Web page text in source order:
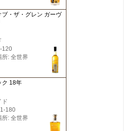
ブ・ザ・グレン ガーヴ
120
所: 全世界
ク 18年
ド
180
所: 全世界